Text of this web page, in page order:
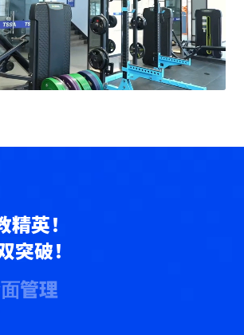
英！
突破！
管理